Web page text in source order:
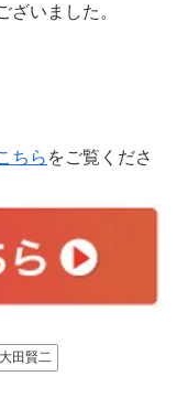
いました。
ちら をご覧くださ
大田賢二